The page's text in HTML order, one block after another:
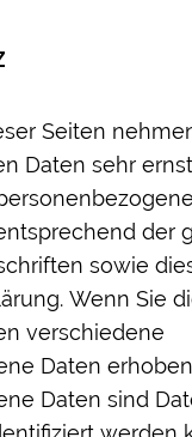
Seiten
Daten sehr
der
sowie
Wenn Sie
verschiedene
Daten
Daten sind